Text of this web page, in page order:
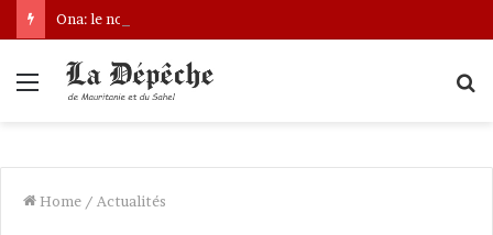
Ona: le nouveau bâtonnier installé
Menu
Home / Actualités